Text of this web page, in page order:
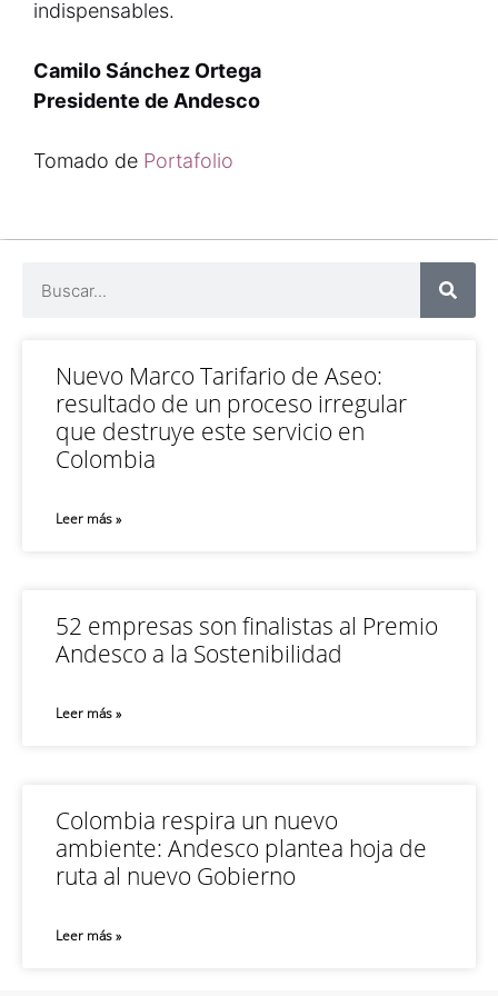
indispensables.
Camilo Sánchez Ortega
Presidente de Andesco
Tomado de Portafolio
Nuevo Marco Tarifario de Aseo:
resultado de un proceso irregular
que destruye este servicio en
Colombia
Leer más »
52 empresas son finalistas al Premio
Andesco a la Sostenibilidad
Leer más »
Colombia respira un nuevo
ambiente: Andesco plantea hoja de
ruta al nuevo Gobierno
Leer más »